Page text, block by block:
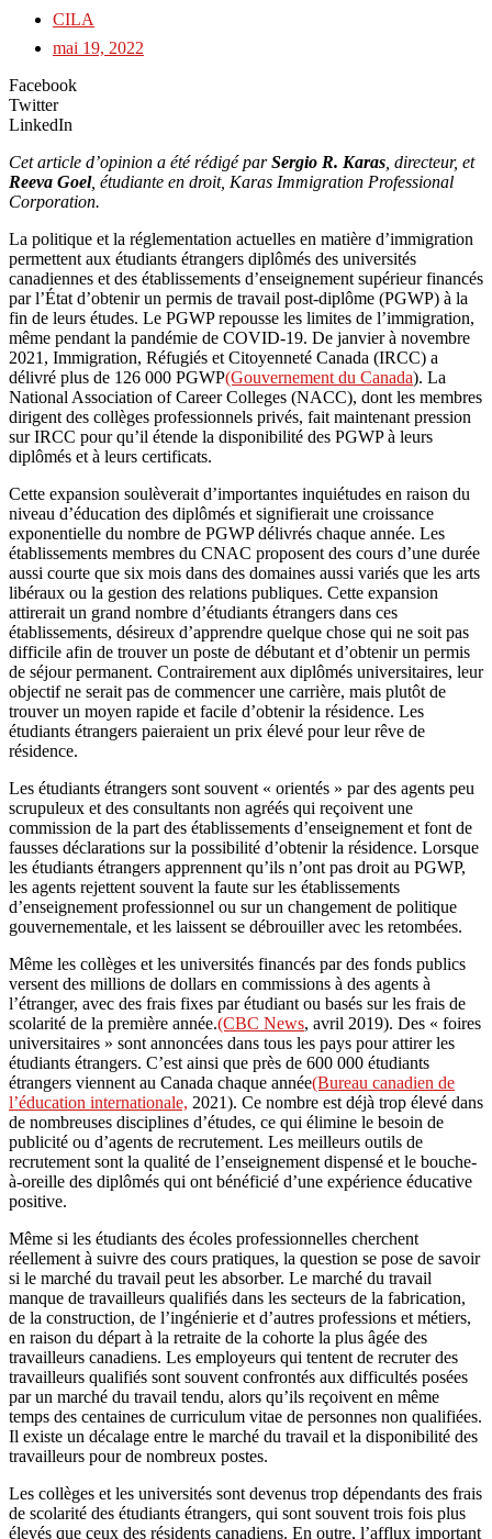
CILA
mai 19, 2022
Facebook
Twitter
LinkedIn
Cet article d’opinion a été rédigé parSergio R. Karas directeur, et
Reeva Goel, étudiante en droit, Karas Immigration Professional
Corporation.
La politique et la réglementation actuelles en matière d’immigration
permettent aux étudiants étrangers diplômés des universités
canadiennes et des établissements d’enseignement supérieur financés
par l’État d’obtenir un permis de travail post-diplôme (PGWP) à la
fin de leurs études. Le PGWP repousse les limites de l’immigration,
même pendant la pandémie de COVID-19. De janvier à novembre
2021, Immigration, Réfugiés et Citoyenneté Canada (IRCC) a
délivré plus de 126 000 PGWP(Gouvernement du Canada). La
National Association of Career Colleges (NACC), dont les membres
dirigent des collèges professionnels privés, fait maintenant pression
sur IRCC pour qu’il étende la disponibilité des PGWP à leurs
diplômés et à leurs certificats.
Cette expansion soulèverait d’importantes inquiétudes en raison du
niveau d’éducation des diplômés et signifierait une croissance
exponentielle du nombre de PGWP délivrés chaque année. Les
établissements membres du CNAC proposent des cours d’une durée
aussi courte que six mois dans des domaines aussi variés que les arts
libéraux ou la gestion des relations publiques. Cette expansion
attirerait un grand nombre d’étudiants étrangers dans ces
établissements, désireux d’apprendre quelque chose qui ne soit pas
difficile afin de trouver un poste de débutant et d’obtenir un permis
de séjour permanent. Contrairement aux diplômés universitaires, leur
objectif ne serait pas de commencer une carrière, mais plutôt de
trouver un moyen rapide et facile d’obtenir la résidence. Les
étudiants étrangers paieraient un prix élevé pour leur rêve de
résidence.
Les étudiants étrangers sont souvent « orientés » par des agents peu
scrupuleux et des consultants non agréés qui reçoivent une
commission de la part des établissements d’enseignement et font de
fausses déclarations sur la possibilité d’obtenir la résidence. Lorsque
les étudiants étrangers apprennent qu’ils n’ont pas droit au PGWP,
les agents rejettent souvent la faute sur les établissements
d’enseignement professionnel ou sur un changement de politique
gouvernementale, et les laissent se débrouiller avec les retombées.
Même les collèges et les universités financés par des fonds publics
versent des millions de dollars en commissions à des agents à
l’étranger, avec des frais fixes par étudiant ou basés sur les frais de
scolarité de la première année.(CBC News, avril 2019). Des « foires
universitaires » sont annoncées dans tous les pays pour attirer les
étudiants étrangers. C’est ainsi que près de 600 000 étudiants
étrangers viennent au Canada chaque année(Bureau canadien de
l’éducation internationale, 2021). Ce nombre est déjà trop élevé dans
de nombreuses disciplines d’études, ce qui élimine le besoin de
publicité ou d’agents de recrutement. Les meilleurs outils de
recrutement sont la qualité de l’enseignement dispensé et le bouche-
à-oreille des diplômés qui ont bénéficié d’une expérience éducative
positive.
Même si les étudiants des écoles professionnelles cherchent
réellement à suivre des cours pratiques, la question se pose de savoir
si le marché du travail peut les absorber. Le marché du travail
manque de travailleurs qualifiés dans les secteurs de la fabrication,
de la construction, de l’ingénierie et d’autres professions et métiers,
en raison du départ à la retraite de la cohorte la plus âgée des
travailleurs canadiens. Les employeurs qui tentent de recruter des
travailleurs qualifiés sont souvent confrontés aux difficultés posées
par un marché du travail tendu, alors qu’ils reçoivent en même
temps des centaines de curriculum vitae de personnes non qualifiées.
Il existe un décalage entre le marché du travail et la disponibilité des
travailleurs pour de nombreux postes.
Les collèges et les universités sont devenus trop dépendants des frais
de scolarité des étudiants étrangers, qui sont souvent trois fois plus
élevés que ceux des résidents canadiens. En outre, l’afflux important